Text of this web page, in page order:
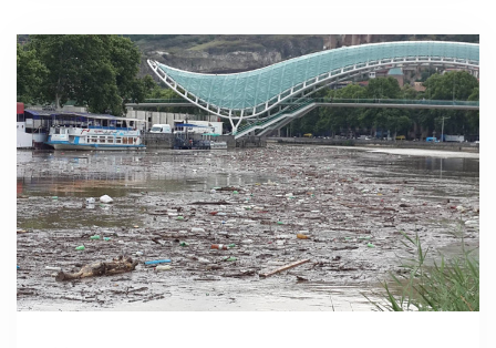
მიდგომებზე დაფუძნებული სისტემა შეიქმნება,
რითაც დაკმაყოფილდება ევროკავშირთან
გაფორმებული ასოცირების შეთანხმებით
ნაკისრი ვალდებულებები, ჩამოყალიბდება
სააუზო მართვის სისტემა და მოხდება წყლის
მოხმარების ეკონომიკური ინსტრუმენტების
შემოღება, რაც წყლის რესურსების
მონიტორინგის ქსელის გაფართოებას და
წყლის დაბინძურების პრევენციის ზომების
წარდგენასაც მოიაზრებს.